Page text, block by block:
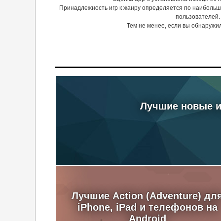
Принадлежность игр к жанру определяется по
Тем не менее, если вы
Лучшие новые
Лучшие Action (Adventure)
iPhone, iPad и телефонов на
Android